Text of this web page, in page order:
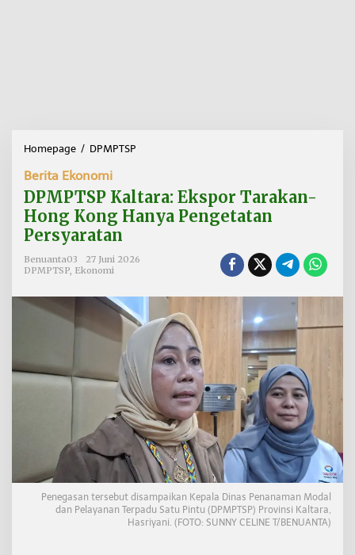
Homepage / DPMPTSP
P
T
S
a
r
a
k
s
p
o
r
T
r
a
k
a
Berita Ekonomi
DPMPTSP Kaltara: Ekspor Tarakan-
Hong Kong Hanya Pengetatan
Persyaratan
Benuanta03
27 Juni 2026
DPMPTSP Ekonomi
Penegasan tersebut disampaikan Kepala Dinas Penanaman Modal
dan Pelayanan Terpadu Satu Pintu (DPMPTSP) Provinsi Kaltara,
Hasriyani. (FOTO: SUNNY CELINE T/BENUANTA)